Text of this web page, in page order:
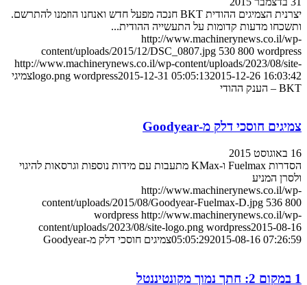
יצרנית הצמיגים ההודית BKT חנכה מפעל חדש ואנחנו הוזמנו להתרשם.
ותשכחו מדעות קדומות על התעשייה ההודית...
http://www.machinerynews.co.il/wp-
content/uploads/2015/12/DSC_0807.jpg 530 800 wordpress
http://www.machinerynews.co.il/wp-content/uploads/2023/08/site-
logo.png wordpress2015-12-31 05:05:132015-12-26 16:03:42
צמיגי
BKT – הענק ההודי
צמיגים חוסכי דלק מ-Goodyear
16 באוגוסט 2015
הסדרות Fuelmax ו-KMax מתעבות עם מידות נוספות וגרסאות להיגוי
ולסרן המניע
http://www.machinerynews.co.il/wp-
content/uploads/2015/08/Goodyear-Fuelmax-D.jpg 536 800
wordpress http://www.machinerynews.co.il/wp-
content/uploads/2023/08/site-logo.png wordpress2015-08-16
05:05:292015-08-16 07:26:59 צמיגים חוסכי דלק מ-Goodyear
1 במקום 2: חתך נמוך מקונטיננטל